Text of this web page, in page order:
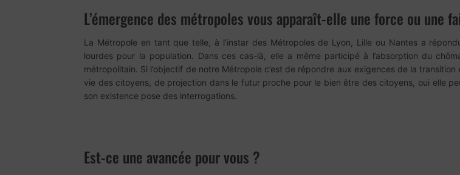
L’émergence des métropoles vous apparaît-elle une force ou une
La Métropole en tant que telle, à l’instar des Métropoles de Lyon, Lille ou Nantes a
lourdes pour la population. Dans ces cas-là, elle a même participé à l’absorption du
métropolitain. Si l’objectif de notre Métropole c’est de répondre aux exigences de la
vie des citoyens, de projection dans le futur proche pour le bien être des citoyens, oui elle
son existence pose des interrogations.
Est-ce une avancée pour vous ?